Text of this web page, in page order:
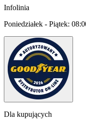
Infolinia
Poniedziałek - Piątek:
Dla kupujących